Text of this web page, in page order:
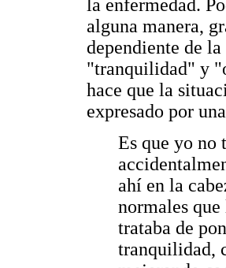
la enfermedad.
alguna manera,
dependiente de
"tranquilidad" y
hace que la
expresado por
Es que yo no
ahí en la
normales
trataba de
tranquilidad,